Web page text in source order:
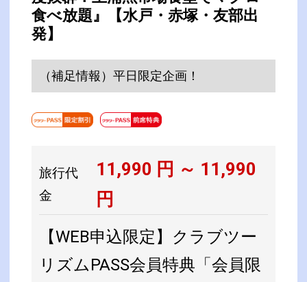
食べ放題』【水戸・赤塚・友部出
発】
（補足情報）平日限定企画！
旅行代
金
11,990 円 ～ 11,990
円
【WEB申込限定】クラブツー
リズムPASS会員特典「会員限